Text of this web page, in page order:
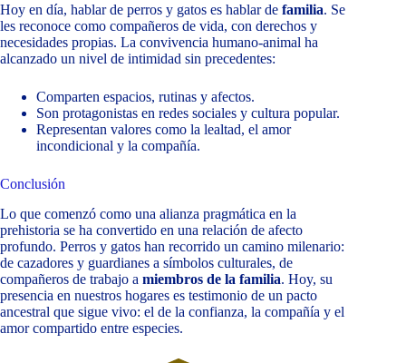
Hoy en día, hablar de perros y gatos es hablar de familia. Se
les reconoce como compañeros de vida, con derechos y
necesidades propias. La convivencia humano-animal ha
alcanzado un nivel de intimidad sin precedentes:
Comparten espacios, rutinas y afectos.
Son protagonistas en redes sociales y cultura popular.
Representan valores como la lealtad, el amor
incondicional y la compañía.
Conclusión
Lo que comenzó como una alianza pragmática en la
prehistoria se ha convertido en una relación de afecto
profundo. Perros y gatos han recorrido un camino milenario:
de cazadores y guardianes a símbolos culturales, de
compañeros de trabajo a miembros de la familia. Hoy, su
presencia en nuestros hogares es testimonio de un pacto
ancestral que sigue vivo: el de la confianza, la compañía y el
amor compartido entre especies.